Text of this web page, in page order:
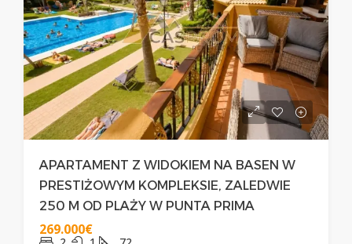
APARTAMENT Z WIDOKIEM NA BASEN W
PRESTIŻOWYM KOMPLEKSIE, ZALEDWIE
250 M OD PLAŻY W PUNTA PRIMA
269.000€